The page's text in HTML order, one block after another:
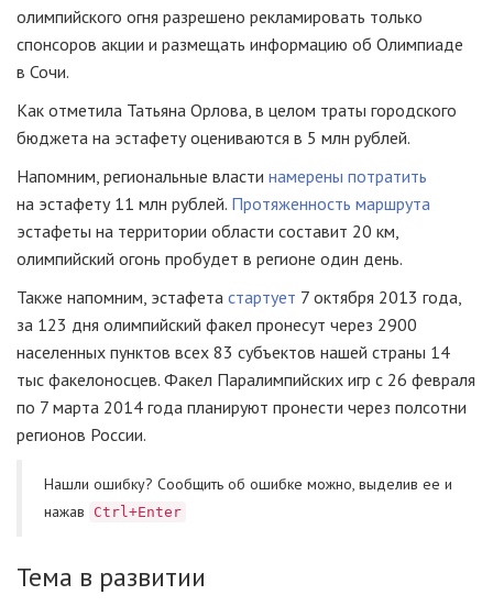
олимпийского огня разрешено рекламировать только
спонсоров акции и размещать информацию об Олимпиаде
в Сочи.
Как отметила Татьяна Орлова, в целом траты городского
бюджета на эстафету оцениваются в 5 млн рублей.
Напомним, региональные власти намерены потратить
на эстафету 11 млн рублей. Протяженность маршрута
эстафеты на территории области составит 20 км,
олимпийский огонь пробудет в регионе один день.
Также напомним, эстафета стартует 7 октября 2013 года,
за 123 дня олимпийский факел пронесут через 2900
населенных пунктов всех 83 субъектов нашей страны 14
тыс факелоносцев. Факел Паралимпийских игр с 26 февраля
по 7 марта 2014 года планируют пронести через полсотни
регионов России.
Нашли ошибку? Cообщить об ошибке можно, выделив ее и
нажав
Ctrl+Enter
Тема в развитии